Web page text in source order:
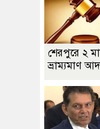
শেরপুরে ২
ভ্রাম্যমাণ